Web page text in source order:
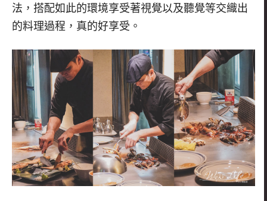
法，搭配如此的環境享受著視覺以及聽覺等交織出
的料理過程，真的好享受。